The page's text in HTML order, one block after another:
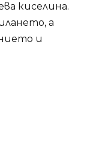
киселина.
а
и